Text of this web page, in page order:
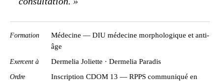
Formation
Médecine — DIU médecine morphologique et anti-
âge
Exercent à
Dermelia Joliette · Dermelia Paradis
Ordre
Inscription CDOM 13 — RPPS communiqué en